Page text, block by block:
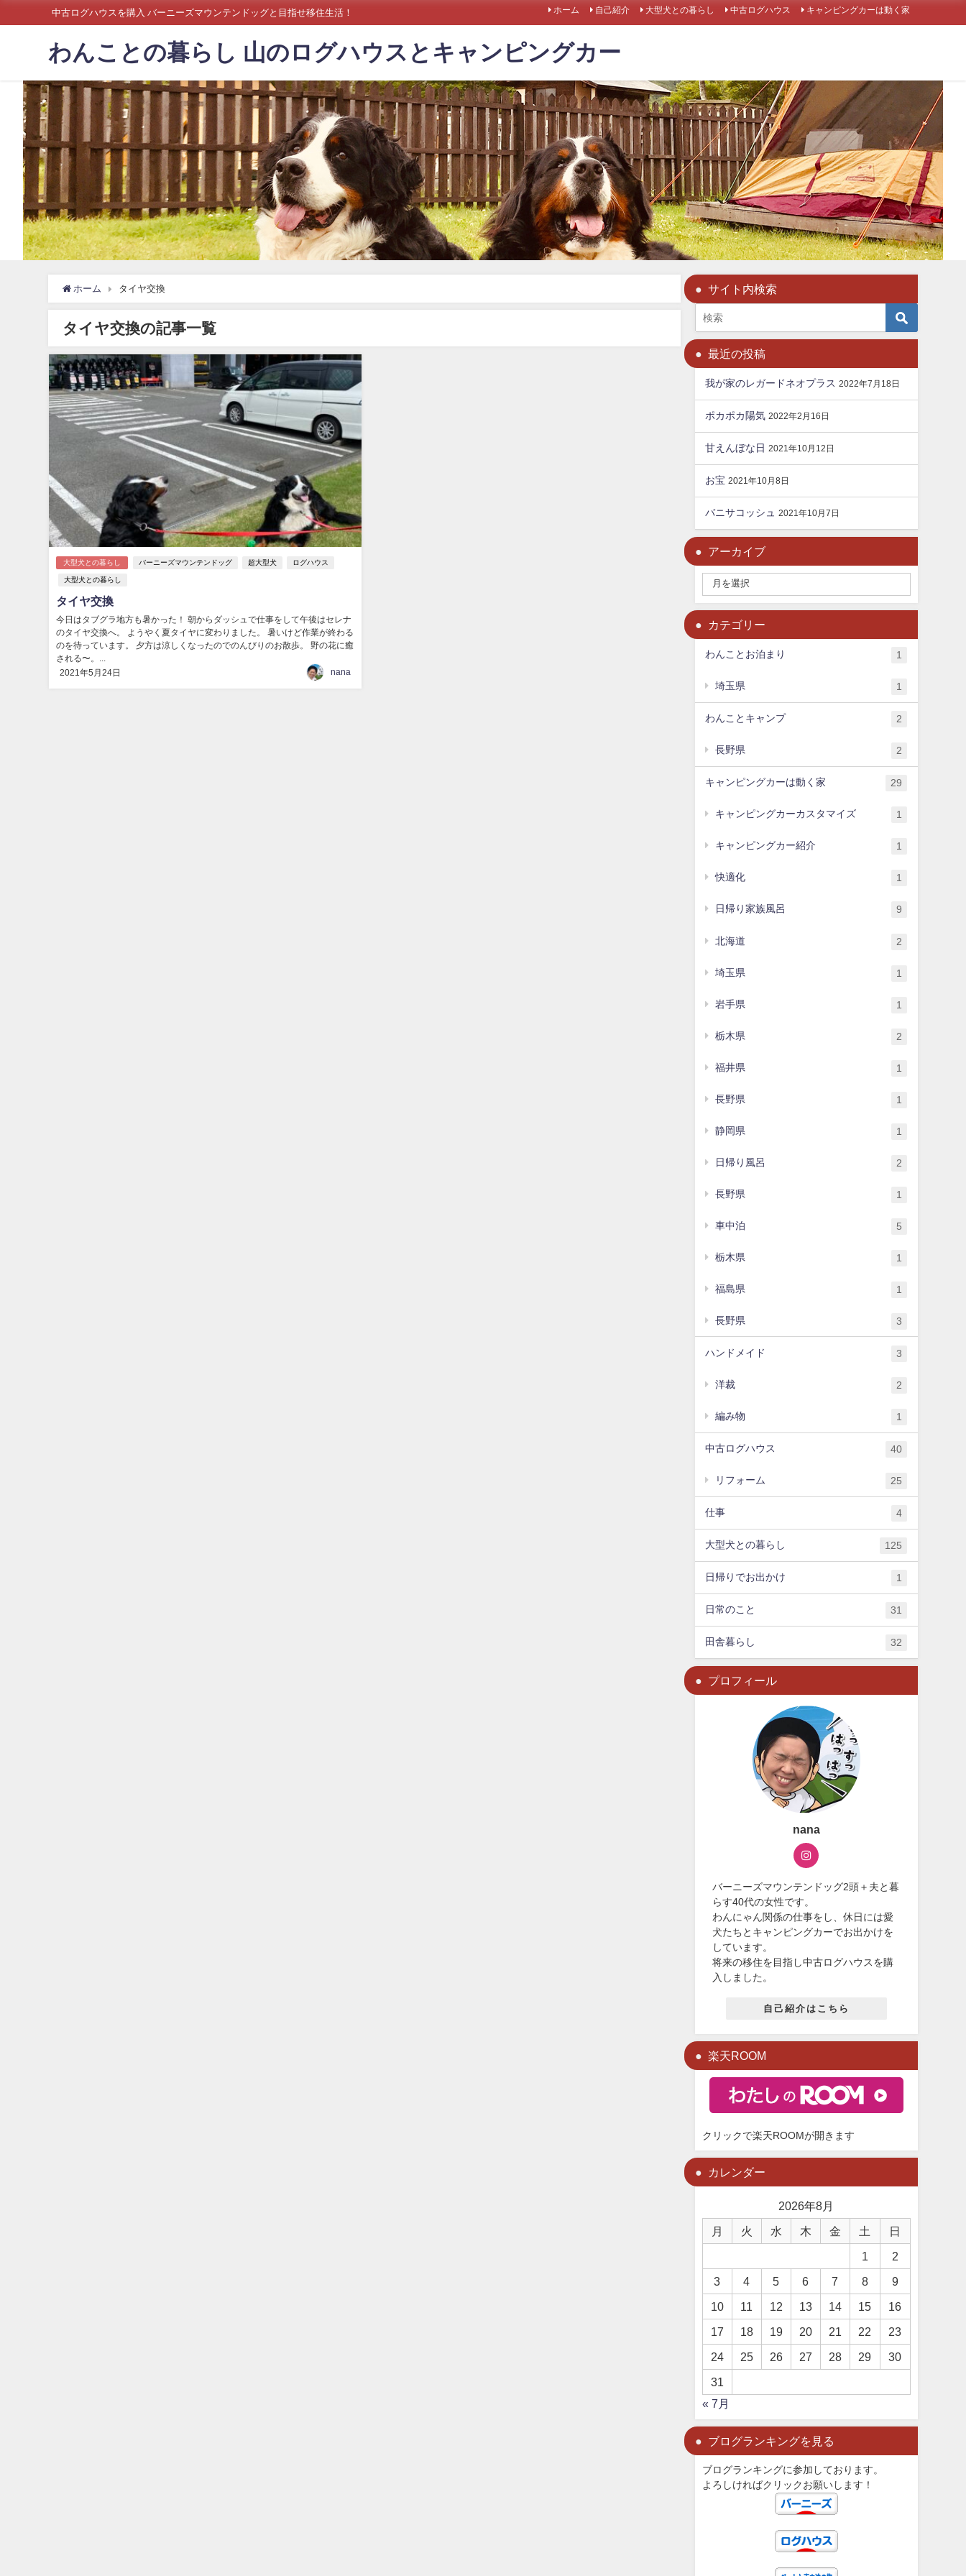
中古ログハウスを購入 バーニーズマウンテンドッグと目指せ移住生活！ ホーム 自己紹介 大型犬との暮らし 中古ログハウス キャンピングカーは動く家
わんことの暮らし 山のログハウスとキャンピングカー
ホーム タイヤ交換
タイヤ交換の記事一覧
大型犬との暮らし バーニーズマウンテンドッグ 超大型犬 ログハウス
大型犬との暮らし
タイヤ交換
今日はタブグラ地方も暑かった！ 朝からダッシュで仕事をして午後はセレナ
のタイヤ交換へ。 ようやく夏タイヤに変わりました。 暑いけど作業が終わる
のを待っています。 夕方は涼しくなったのでのんびりのお散歩。 野の花に癒
される〜。...
2021年5月24日
nana
サイト内検索
最近の投稿
我が家のレガードネオプラス 2022年7月18日
ポカポカ陽気 2022年2月16日
甘えんぼな日 2021年10月12日
お宝 2021年10月8日
バニサコッシュ 2021年10月7日
アーカイブ
カテゴリー
わんことお泊まり 1
埼玉県 1
わんことキャンプ 2
長野県 2
キャンピングカーは動く家 29
キャンピングカーカスタマイズ 1
キャンピングカー紹介 1
快適化 1
日帰り家族風呂 9
北海道 2
埼玉県 1
岩手県 1
栃木県 2
福井県 1
長野県 1
静岡県 1
日帰り風呂 2
長野県 1
車中泊 5
栃木県 1
福島県 1
長野県 3
ハンドメイド 3
洋裁 2
編み物 1
中古ログハウス 40
リフォーム 25
仕事 4
大型犬との暮らし 125
日帰りでお出かけ 1
日常のこと 31
田舎暮らし 32
プロフィール
nana
バーニーズマウンテンドッグ2頭＋夫と暮
らす40代の女性です。
わんにゃん関係の仕事をし、休日には愛
犬たちとキャンピングカーでお出かけを
しています。
将来の移住を目指し中古ログハウスを購
入しました。
自己紹介はこちら
楽天ROOM
クリックで楽天ROOMが開きます
カレンダー
2026年8月
月 火 水 木 金 土 日
1 2
3 4 5 6 7 8 9
10 11 12 13 14 15 16
17 18 19 20 21 22 23
24 25 26 27 28 29 30
31
« 7月
ブログランキングを見る
ブログランキングに参加しております。
よろしければクリックお願いします！